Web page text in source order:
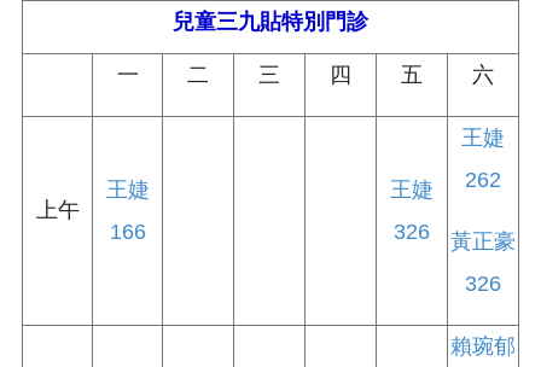
兒童三九貼特別門診
一 二 三 四 五 六
上午
王婕
166
王婕
326
王婕
262
黃正豪
326
賴琬郁